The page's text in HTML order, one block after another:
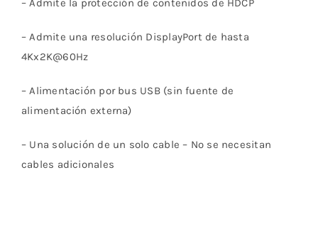
– Admite la protección de contenidos de HDCP
– Admite una resolución DisplayPort de hasta
4Kx2K@60Hz
– Alimentación por bus USB (sin fuente de
alimentación externa)
– Una solución de un solo cable – No se necesitan
cables adicionales